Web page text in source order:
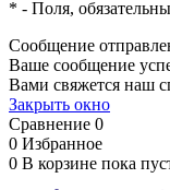
* - Поля,
Сообщение
Ваше сообщение
Вами свяжется наш
Закрыть окно
Сравнение 0
0 Избранное
0 В корзине пока